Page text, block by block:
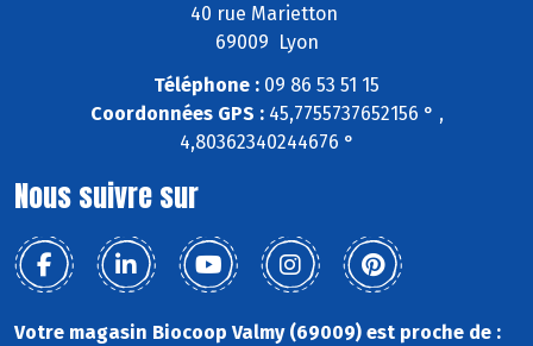
40 rue Marietton
69009 Lyon
Téléphone : 09 86 53 51 15
Coordonnées GPS :45,7755737652156 ° ,
4,80362340244676 °
Nous suivre sur
Votre magasin Biocoop Valmy (69009) est proche de :